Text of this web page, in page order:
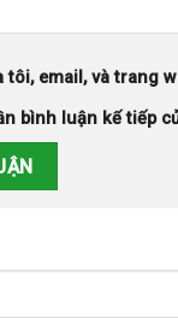
tôi, email, và trang
bình luận kế tiếp